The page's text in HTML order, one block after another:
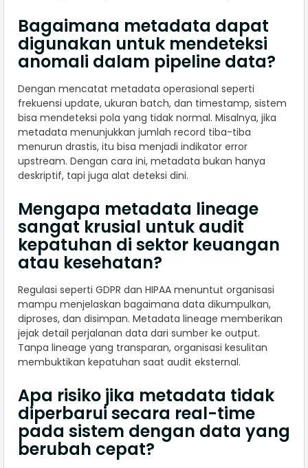
Bagaimana metadata dapat
digunakan untuk mendeteksi
anomali dalam pipeline data?
Dengan mencatat metadata operasional seperti
frekuensi update, ukuran batch, dan timestamp, sistem
bisa mendeteksi pola yang tidak normal. Misalnya, jika
metadata menunjukkan jumlah record tiba-tiba
menurun drastis, itu bisa menjadi indikator error
upstream. Dengan cara ini, metadata bukan hanya
deskriptif, tapi juga alat deteksi dini.
Mengapa metadata lineage
sangat krusial untuk audit
kepatuhan di sektor keuangan
atau kesehatan?
Regulasi seperti GDPR dan HIPAA menuntut organisasi
mampu menjelaskan bagaimana data dikumpulkan,
diproses, dan disimpan. Metadata lineage memberikan
jejak detail perjalanan data dari sumber ke output.
Tanpa lineage yang transparan, organisasi kesulitan
membuktikan kepatuhan saat audit eksternal.
Apa risiko jika metadata tidak
diperbarui secara real-time
pada sistem dengan data yang
berubah cepat?